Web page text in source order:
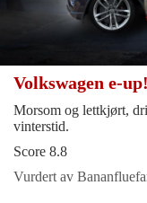
Volkswagen e-
Morsom og lettkjørt,
vinterstid.
Score 8.8
Vurdert av